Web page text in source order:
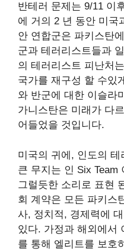
반테러 문제는 9/11 이
에 거의 2 년 동안 미국
안 연합군은 파키스탄
군과 테러리스트들과
의 테러리스트 피난처
국가를 재구성 할 수있
와 반군에 대한 이슬라
가니스탄은 미래가 다
어들었을 것입니다.
미국의 귀에, 인도의
큰 무지는 인 Six Team
그럴듯한 소리로 표현
회 계약은 모든 파키스
사, 정치적, 경제력에
있다. 가정과 해외에서
를 통해 엘리트를 보호